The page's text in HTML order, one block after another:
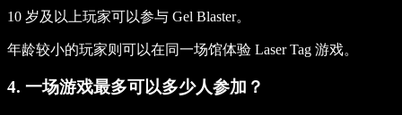
10 岁及以上玩家可以参与 Gel Blaster。
年龄较小的玩家则可以在同一场馆体验 Laser Tag 游戏。
4. 一场游戏最多可以多少人参加？